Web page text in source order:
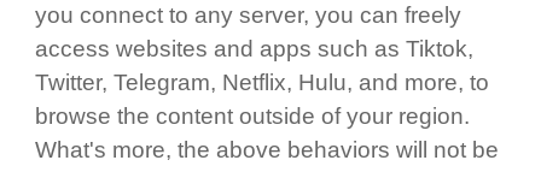
you connect to any server, you can freely
access websites and apps such as Tiktok,
Twitter, Telegram, Netflix, Hulu, and more, to
browse the content outside of your region.
What's more, the above behaviors will not be